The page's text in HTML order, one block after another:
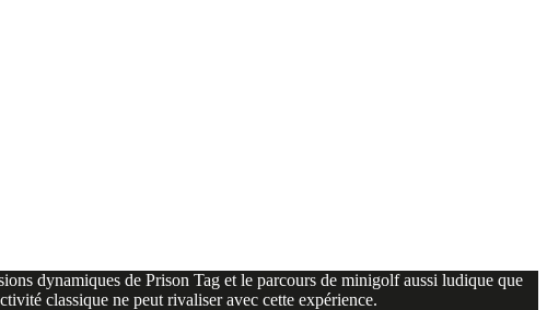
dynamiques de Prison Tag et le parcours de minigolf aussi ludique que
classique ne peut rivaliser avec cette expérience.